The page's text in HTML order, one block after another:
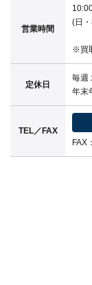
営業時間
(日
※買
定休日
毎週
年末
TEL／FAX
FAX